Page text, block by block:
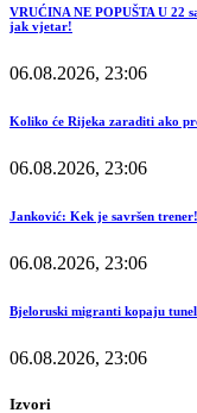
VRUĆINA NE POPUŠTA U 22
jak vjetar!
06.08.2026, 23:06
Koliko će Rijeka zaraditi ako
06.08.2026, 23:06
Janković: Kek je savršen
06.08.2026, 23:06
Bjeloruski migranti kopaju
06.08.2026, 23:06
Izvori